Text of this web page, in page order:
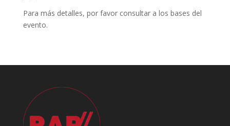
Para más detalles, por favor consultar a los bases del
evento.